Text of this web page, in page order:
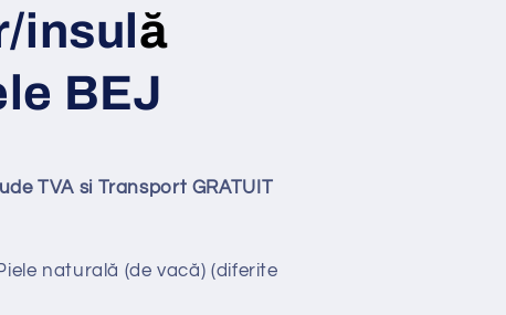
insulă
BEJ
TVA si Transport GRATUIT
naturală (de vacă)(diferite